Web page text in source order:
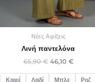
Νέες Αφίξεις
Λινή παντελόνα
65,90€ 46,10 €
Καφέ Λαδί Μπλε Ροζ